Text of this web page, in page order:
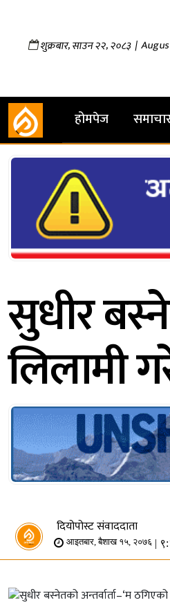
शुक्रबार,साउन२२,२०८३|
होमपेज
सुधीर
लिलामी
दियोपोस्ट संवाददाता
आइतबार, बैशाख १५, २०७६ |